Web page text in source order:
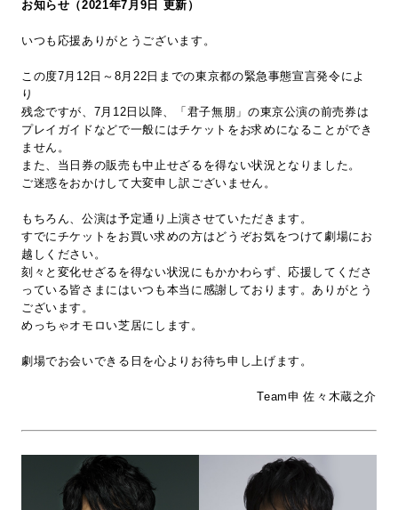
お知らせ（2021年7月9日 更新）
いつも応援ありがとうございます。
この度7月12日～8月22日までの東京都の緊急事態宣言発令によ
り
残念ですが、7月12日以降、「君子無朋」の東京公演の前売券は
プレイガイドなどで一般にはチケットをお求めになることができ
ません。
また、当日券の販売も中止せざるを得ない状況となりました。
ご迷惑をおかけして大変申し訳ございません。
もちろん、公演は予定通り上演させていただきます。
すでにチケットをお買い求めの方はどうぞお気をつけて劇場にお
越しください。
刻々と変化せざるを得ない状況にもかかわらず、応援してくださ
っている皆さまにはいつも本当に感謝しております。ありがとう
ございます。
めっちゃオモロい芝居にします。
劇場でお会いできる日を心よりお待ち申し上げます。
Team申 佐々木蔵之介